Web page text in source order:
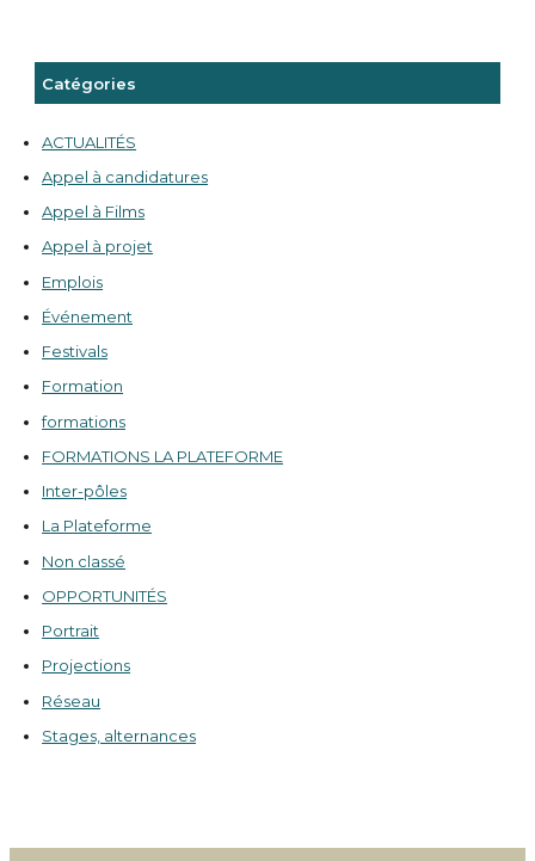
Catégories
ACTUALITÉS
Appel à candidatures
Appel à Films
Appel à projet
Emplois
Événement
Festivals
Formation
formations
FORMATIONS LA PLATEFORME
Inter-pôles
La Plateforme
Non classé
OPPORTUNITÉS
Portrait
Projections
Réseau
Stages, alternances